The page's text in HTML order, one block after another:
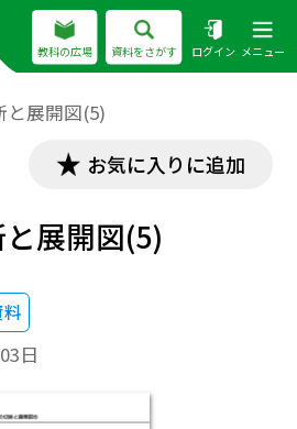
教科の広場 資料をさがす ログイン メニュー
と展開図(5)
お気に入りに追加
展開図(5)
日